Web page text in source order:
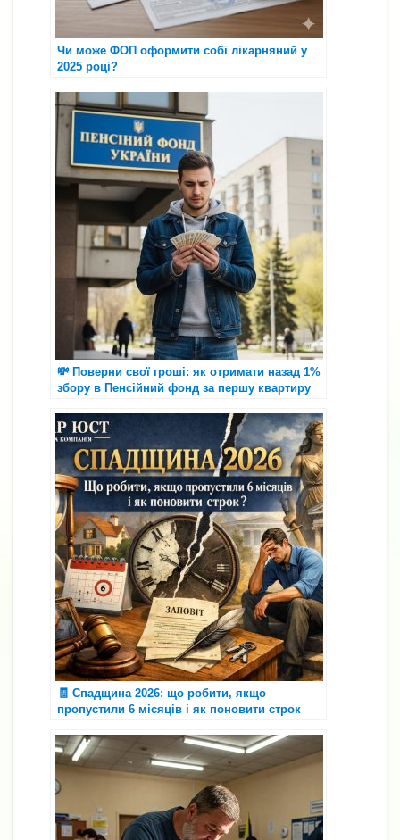
Чи може ФОП оформити собі лікарняний у
2025 році?
💸 Поверни свої гроші: як отримати назад 1%
збору в Пенсійний фонд за першу квартиру
🧾 Спадщина 2026: що робити, якщо
пропустили 6 місяців і як поновити строк